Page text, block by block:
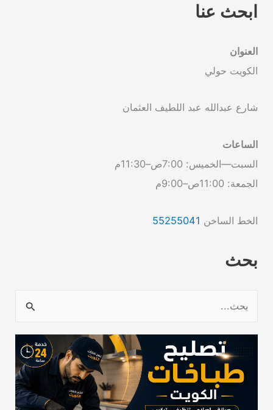
ابحث عنا
العنوان
الكويت حولي
شارع عبدالله عبد اللطيف العثمان
الساعات
السبت—الخميس: 7:00ص–11:30م
الجمعة: 11:00ص–9:00م
الخط الساخن 55255041
بحث